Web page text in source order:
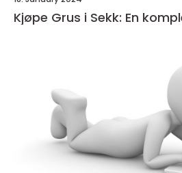
Kjøpe Grus i Sekk: En